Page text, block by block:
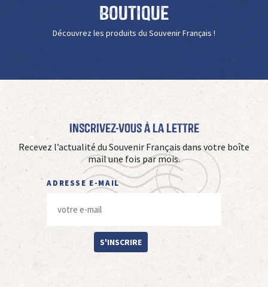
Boutique
Découvrez les produits du Souvenir Français !
Inscrivez-vous à La Lettre
Recevez l’actualité du Souvenir Français dans votre boîte
mail une fois par mois.
ADRESSE E-MAIL
S'INSCRIRE